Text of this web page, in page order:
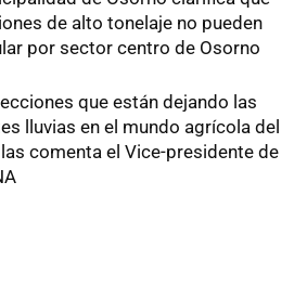
de alto tonelaje no pueden
por sector centro de Osorno
que están dejando las
lluvias en el mundo agrícola del
comenta el Vice-presidente de